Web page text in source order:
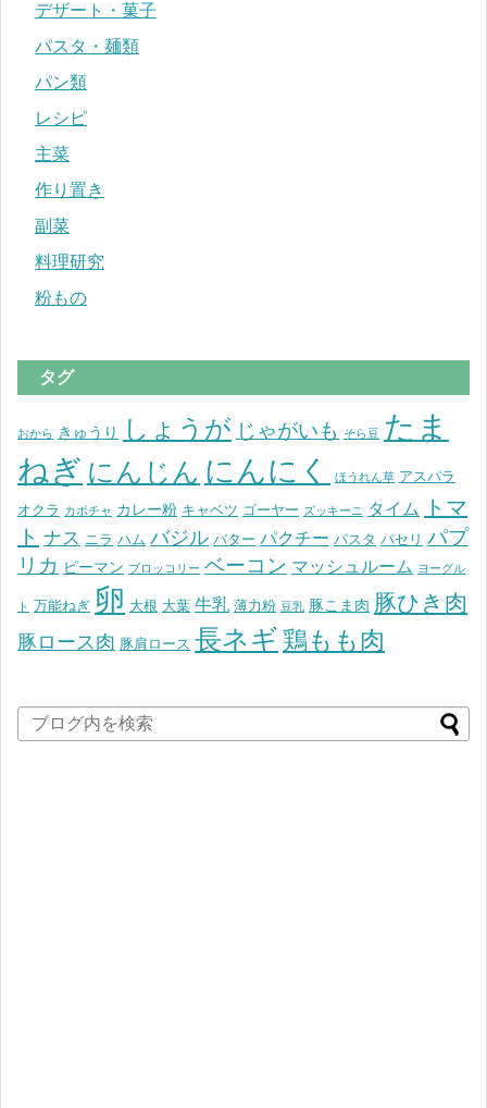
デザート・菓子
パスタ・麺類
パン類
レシピ
主菜
作り置き
副菜
料理研究
粉もの
タグ
おから きゅうり しょうが じゃがいも そら豆 たま
ねぎ にんじん にんにく ほうれん草 アスパラ
オクラ カボチャ カレー粉 キャベツ ゴーヤー ズッキーニ タイム
トマ
ト ナス ニラ ハム バジル バター パクチー パスタ パセリ パプ
リカ ピーマン ブロッコリー ベーコン マッシュルーム ヨーグル
ト 万能ねぎ 卵 大根 大葉 牛乳 薄力粉 豆乳 豚こま肉 豚ひき肉
豚ロース肉 豚肩ロース 長ネギ鶏もも肉